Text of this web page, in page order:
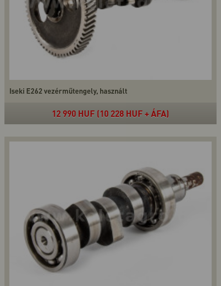
Iseki E262 vezérműtengely, használt
12 990 HUF (10 228 HUF + ÁFA)